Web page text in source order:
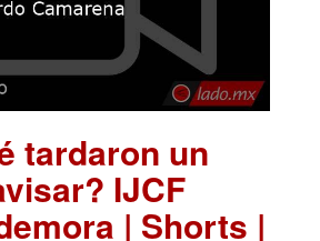
tardaron un
IJCF
| Shorts |